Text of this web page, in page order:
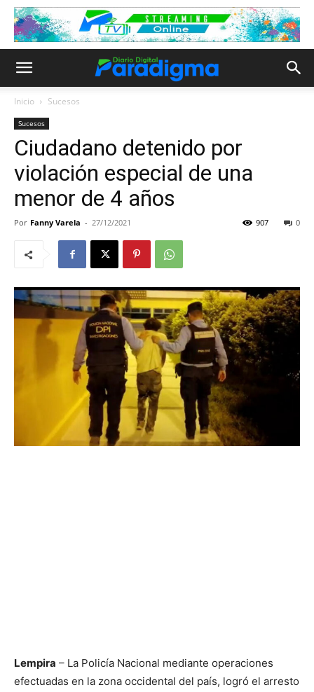
Inicio Sucesos
Sucesos
Ciudadano detenido por
violación especial de una
menor de 4 años
Por Fanny Varela - 27/12/2021 0
907
Lempira – La Policía Nacional mediante operaciones
efectuadas en la zona occidental del país, logró el arresto